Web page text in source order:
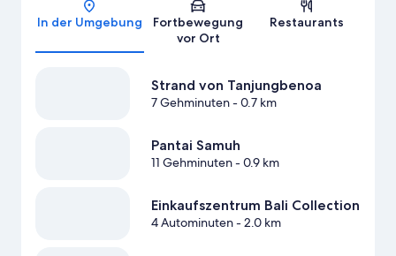
In der Umgebung
Fortbewegung
vor Ort
Restaurants
Strand von Tanjungbenoa
7 Gehminuten- 0.7 km
Pantai Samuh
11 Gehminuten- 0.9 km
Einkaufszentrum Bali Collection
4 Autominuten- 2.0 km